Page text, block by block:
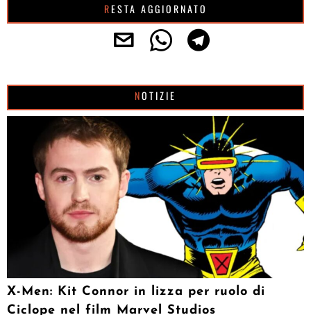
RESTA AGGIORNATO
NOTIZIE
X-Men: Kit Connor in lizza per ruolo di
Ciclope nel film Marvel Studios